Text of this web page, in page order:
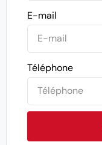
E-mail
Téléphone